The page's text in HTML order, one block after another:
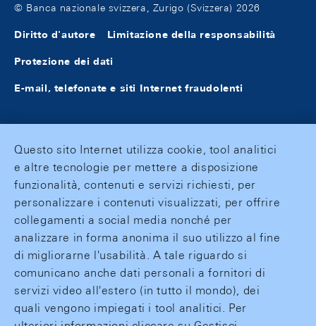
© Banca nazionale svizzera, Zurigo (Svizzera) 2026
Diritto d'autore Limitazione della responsabilità
Protezione dei dati
E-mail, telefonate e siti Internet fraudolenti
Questo sito Internet utilizza cookie, tool analitici
e altre tecnologie per mettere a disposizione
funzionalità, contenuti e servizi richiesti, per
personalizzare i contenuti visualizzati, per offrire
collegamenti a social media nonché per
analizzare in forma anonima il suo utilizzo al fine
di migliorarne l'usabilità. A tale riguardo si
comunicano anche dati personali a fornitori di
servizi video all'estero (in tutto il mondo), dei
quali vengono impiegati i tool analitici. Per